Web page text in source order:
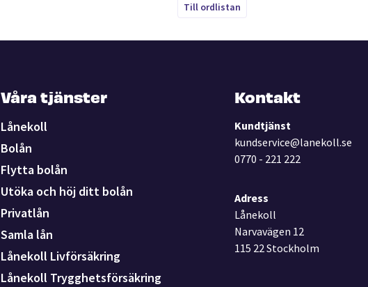
Till ordlistan
Våra tjänster
Lånekoll
Bolån
Flytta bolån
Utöka och höj ditt bolån
Privatlån
Samla lån
Lånekoll Livförsäkring
Lånekoll Trygghetsförsäkring
Kontakt
Kundtjänst
kundservice@lanekoll.se
0770 - 221 222
Adress
Lånekoll
Narvavägen 12
115 22 Stockholm